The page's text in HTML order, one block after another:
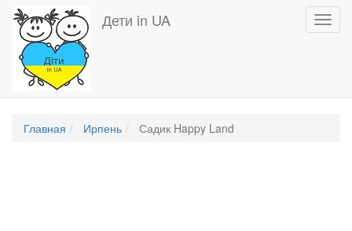
Перейти
основному
содержанию
Дети in UA
Главная Ирпень Садик Happy Land